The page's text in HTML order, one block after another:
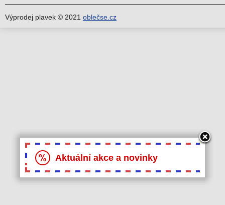
Výprodej plavek © 2021 oblečse.cz
Aktuální akce a novinky